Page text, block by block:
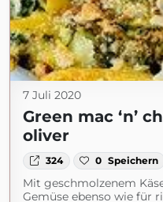
7 Juli 2020
Green mac ‘n’
oliver
324 0 Speichern
Mit geschmolzenem
Gemüse ebenso wie für